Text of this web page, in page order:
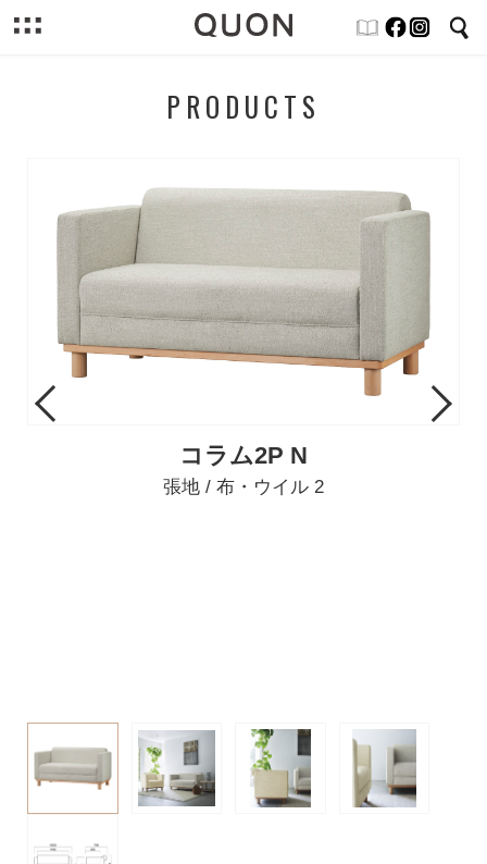
PRODUCTS
Previous
コラム2P N
張地 / 布・ウイル 2
Next